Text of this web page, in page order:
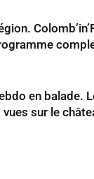
en balade.
vues sur le